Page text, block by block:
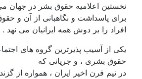
نخستین اعلامیه حقوق بشر در جهان
برای پاسداشت و نگاهبانی از آن و
افراد را بر دوش همه ایرانیان می نهد .
یکی از آسیب پذیرترین گروه های
حقوق بشری ، و جریانی که
در نیم قرن اخیر ایران ، همواره از